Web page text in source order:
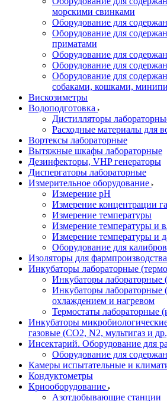
морскими свинками
Оборудование для
Оборудование для
приматами
Оборудование для
Оборудование для
Оборудование для
собаками, кошками,
Вискозиметры
Водоподготовка
Дистилляторы
Расходные материалы для
Вортексы лабораторные
Вытяжные шкафы лабораторные
Дезинфекторы, VHP генераторы
Диспергаторы лабораторные
Измерительное оборудование
Измерение pH
Измерение концентрации
Измерение температуры
Измерение температуры и
Измерение температуры и
Оборудование для
Изоляторы для фармпроизводства
Инкубаторы лабораторные
Инкубаторы лабораторные
Инкубаторы лабораторные
охлаждением и нагревом
Термостаты лабораторные
Инкубаторы
газовые (CO2, N2, мультигаз и
Инсектарий. Оборудование для
Оборудование для
Камеры испытательные и
Кондуктометры
Криооборудование
Азотдобывающие станции